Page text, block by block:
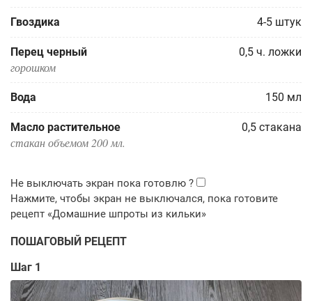
Гвоздика 4-5 штук
Перец черный 0,5 ч. ложки
горошком
Вода 150 мл
Масло растительное 0,5 стакана
стакан объемом 200 мл.
ПОШАГОВЫЙ РЕЦЕПТ
Шаг 1